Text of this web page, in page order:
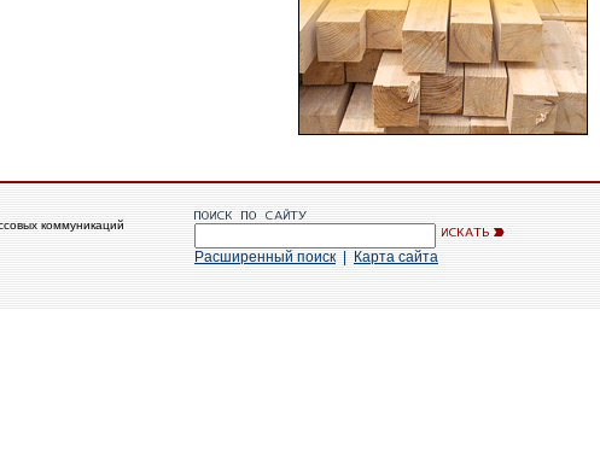
коммуникаций
Расширенный поиск Карта сайта